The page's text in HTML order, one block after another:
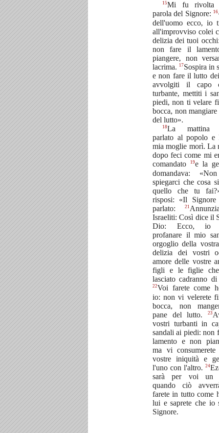
15Mi fu rivolta
parola del Signore: 16
dell'uomo ecco, io
all'improvviso colei
delizia dei tuoi
non fare il
piangere, non
lacrima. 17Sospira in
e non fare il lutto
avvolgiti il capo
turbante, mettiti i
piedi, non ti velare
bocca, non
del lutto».
18La mattina
parlato al popolo e
mia moglie morì. La
dopo feci come mi
comandato
19e la
domandava:
spiegarci che cosa
quello che tu
risposi: «Il
parlato:
21
Israeliti: Così dice il
Dio: Ecco, io
profanare il mio
orgoglio della
delizia dei vostri
amore delle vostre
figli e le figlie che
lasciato cadranno di
22Voi farete come
io: non vi velerete
bocca, non
pane del lutto.
23
vostri turbanti in
sandali ai piedi: non
lamento e non
ma vi
vostre iniquità e
l'uno con l'altro. 24
sarà per voi un
quando ciò
farete in tutto come
lui e saprete che io
Signore.